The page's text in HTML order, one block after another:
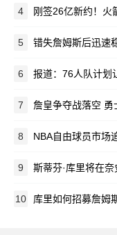
4 刚签26亿新约！火
5 错失詹姆斯后迅速稳定
6 报道：76人队计划
7 詹皇争夺战落空
8 NBA自由球员市场
9 斯蒂芬·库里将在
10 库里如何招募詹姆